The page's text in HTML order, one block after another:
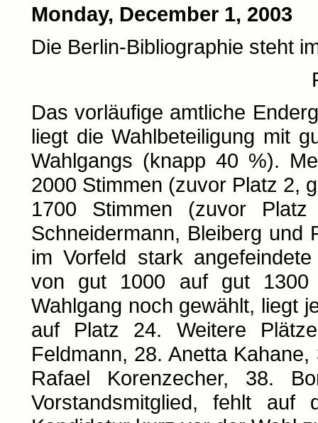
Monday, December 1, 2003
Die Berlin-Bibliographie steht
Das vorläufige amtliche
liegt die Wahlbeteiligung mit
Wahlgangs (knapp 40 %).
2000 Stimmen (zuvor Platz 2,
1700 Stimmen (zuvor
Schneidermann, Bleiberg und
im Vorfeld stark
von gut 1000 auf gut 1300
Wahlgang noch gewählt, liegt
auf Platz 24. Weitere
Feldmann, 28. Anetta
Rafael Korenzecher, 38.
Vorstandsmitglied, fehlt